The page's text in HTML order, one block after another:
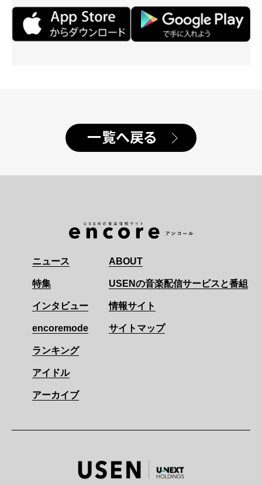
一覧へ戻る
ニュース
特集
インタビュー
encoremode
ランキング
アイドル
アーカイブ
ABOUT
USENの音楽配信サービスと番組
情報サイト
サイトマップ